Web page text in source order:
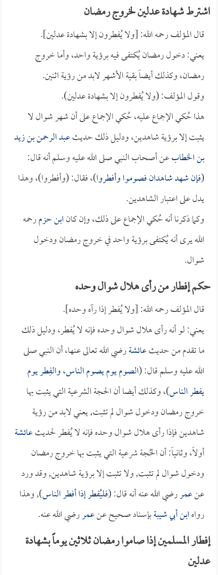
اشترط شهادة عدلين لخروج رمضان
قال المؤلف رحمه الله: [ولا يُفطرون إلا بشهادة عدلين].
يعني: دخول رمضان يُكتفى فيه برؤية واحد، وأما خروج
رمضان، وكذلك أيضاً بقية الأشهر لابد من رؤية اثنين.
وقول المؤلف: (ولا يُفطرون إلا بشهادة عدلين).
هذا حُكي الإجماع عليه، حُكي الإجماع على أن شهر شوال لا
يثبت إلا برؤية شاهدين، ودليل ذلك حديثعبد الرحمن بن زيد
بن الخطابعن أصحاب النبي صلى الله عليه وسلم أنه قال:
(فإن شهد شاهدان فصوموا وأفطروا)، فقال: (وأفطروا)، وهذا
يدل على اعتبار الشاهدين.
وكما ذكرنا أنه حُكي الإجماع على ذلك، وإن كانابن حزمرحمه
الله يرى أنه يُكتفى برؤية واحد في خروج رمضان ودخول
شوال.
حكم إفطار من رأى هلال شوال وحده
قال المؤلف رحمه الله: [ولا يُفطر إذا رآه وحده].
يعني: لو أنه رأى هلال شوال وحده فإنه لا يُفطر، ودليل ذلك
ما تقدم من حديثعائشةرضي الله تعالى عنها، أن النبي صلى
الله عليه وسلم قال: (الصوم يوم يصوم الناس، والفِطر يوم
يفطر الناس)، وكذلك أيضا أن الحجة الشرعية التي يثبت بها
خروج رمضان ودخول شوال لم تثبت, يعني لابد من رؤية
شاهدين فإذا رأى هلال شوال وحده فإنه لا يُفطر لحديثعائشة
أولاً، وثانياً: أن الحُجة شرعية التي يثبت بها خروج رمضان
ودخول شوال لم تثبت, ولا تثبت إلا برؤية شاهدين, وقد ورد
عنعمررضي الله عنه أنه قال: (فليُفطر إذا أفطر الناس), وهذا
رواهابن أبي شيبةبإسناد صحيح عنعمررضي الله عنه.
إفطار المسلمين إذا صاموا رمضان ثلاثين يوماً بشهادة
عدلين